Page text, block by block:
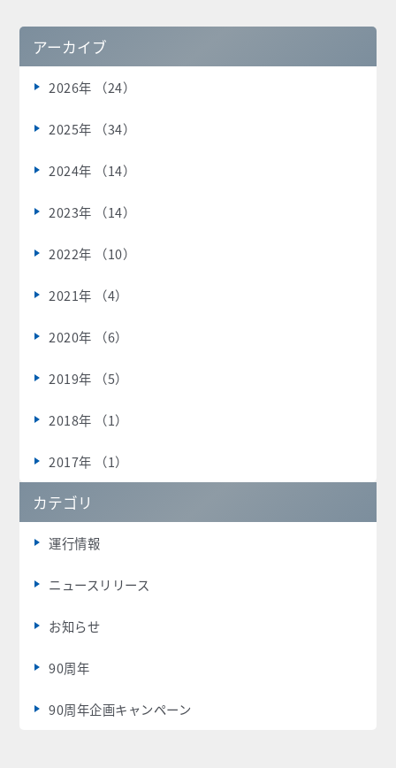
アーカイブ
2026年 （24）
2025年 （34）
2024年 （14）
2023年 （14）
2022年 （10）
2021年 （4）
2020年 （6）
2019年 （5）
2018年 （1）
2017年 （1）
カテゴリ
運行情報
ニュースリリース
お知らせ
90周年
90周年企画キャンペーン